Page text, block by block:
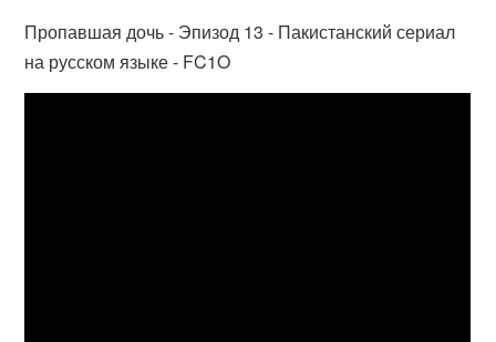
Пропавшая дочь - Эпизод 13 - Пакистанский сериал
на русском языке - FC1O